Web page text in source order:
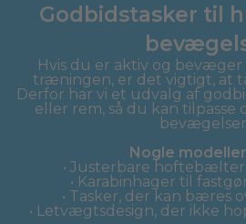
Godbidstasker til
Hvis du er aktiv og
træningen, er det vigtigt, at
Derfor har vi et udvalg af
eller rem, så du kan tilpasse
Nogle
• Justerbare
• Karabinhager til
• Tasker, der kan bæres
• Letvægtsdesign, der ikke